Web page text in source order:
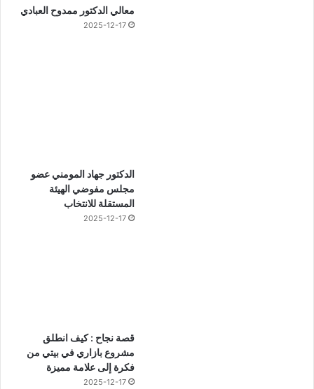
معالي الدكتور ممدوح العبادي
2025-12-17
الدكتور جهاد المومني عضو
مجلس مفوضي الهيئة
المستقلة للانتخاب
2025-12-17
قصة نجاح : كيف انطلق
مشروع بازاري في بيتي من
فكرة إلى علامة مميزة
2025-12-17